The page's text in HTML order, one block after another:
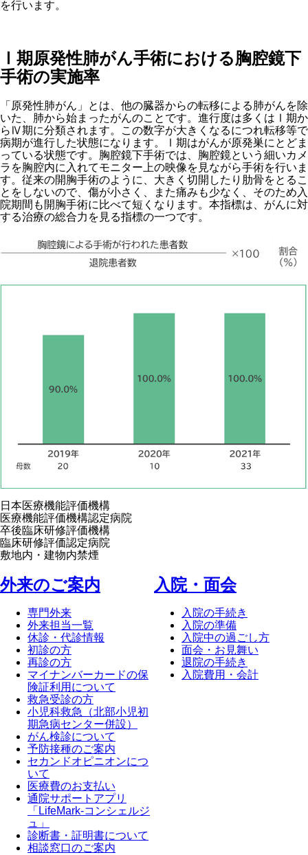
を行います。
Ⅰ期原発性肺がん手術における胸腔鏡下
手術の実施率
「原発性肺がん」とは、他の臓器からの転移による肺がんを除
いた、肺から始まったがんのことです。進行度は多くはⅠ期か
らⅣ期に分類されます。この数字が大きくなるにつれ転移等で
病期が進行した状態になります。Ⅰ期はがんが原発巣にとどま
っている状態です。胸腔鏡下手術では、胸腔鏡という細いカメ
ラを胸腔内に入れてモニター上の映像を見ながら手術を行いま
す。従来の開胸手術のように、大きく切開したり肋骨をとるこ
とをしないので、傷が小さく、また痛みも少なく、そのため入
院期間も開胸手術に比べて短くなります。本指標は、がんに対
する治療の総合力を見る指標の一つです。
日本医療機能評価機構
医療機能評価機構認定病院
卒後臨床研修評価機構
臨床研修評価認定病院
敷地内・建物内禁煙
外来のご案内
専門外来
外来担当一覧
休診・代診情報
初診の方
再診の方
マイナンバーカードの保
険証利用について
救急受診の方
小児科救急（北部小児初
期急病センター併設）
がん検診について
予防接種のご案内
セカンドオピニオンにつ
いて
医療費のお支払い
通院サポートアプリ
「LifeMark-コンシェルジ
ュ」
診断書・証明書について
相談窓口のご案内
⼊院・⾯会
入院の手続き
入院の準備
入院中の過ごし方
面会・お見舞い
退院の手続き
入院費用・会計